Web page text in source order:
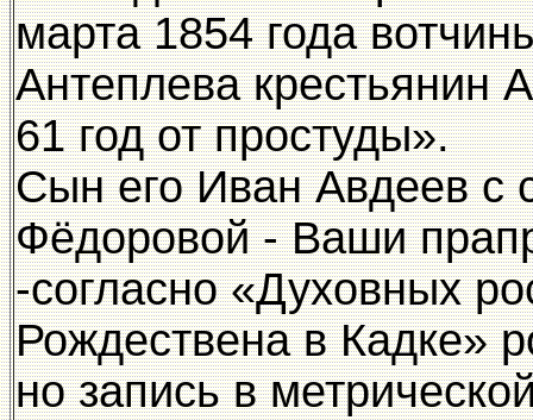
марта 1854 года
Антеплева крестьянин
61 год от простуды».
Сын его Иван Авдеев с
Фёдоровой - Ваши
-согласно «Духовных
Рождествена в Кадке»
но запись в